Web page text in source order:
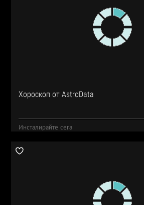
Хороскоп от AstroData
Инсталирайте сега